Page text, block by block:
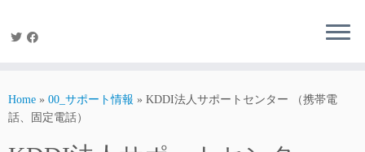
Home » 00_サポート情報 » KDDI法人サポートセンター （携帯電
話、固定電話）